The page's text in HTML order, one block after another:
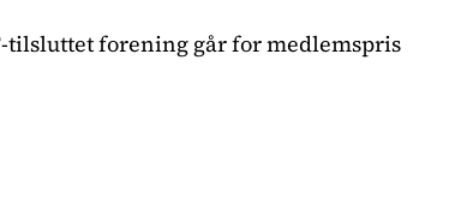
tilsluttet forening går for medlemspris